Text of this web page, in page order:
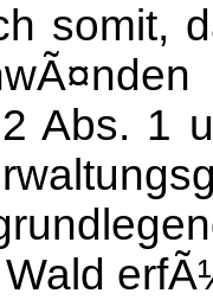
somit,
Abs. 1